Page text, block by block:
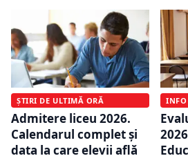
ȘTIRI DE ULTIMĂ ORĂ
Admitere liceu 2026.
Calendarul complet și
data la care elevii află
INFO